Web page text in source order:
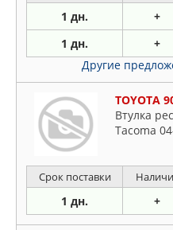
1 дн. +
1 дн. +
Другие
TOYOTA
Втулка
Tacoma
Срок поставки
1 дн. +